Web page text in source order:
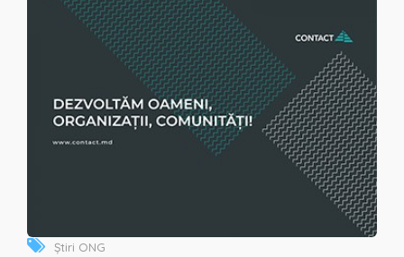
Știri ONG